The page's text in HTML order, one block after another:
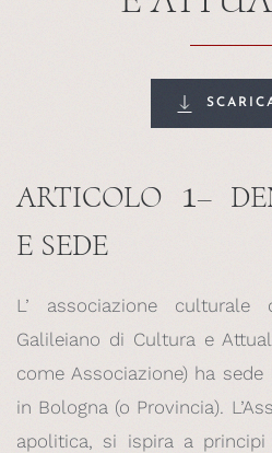
ARTICOLO 1–
E SEDE
L’ associazione culturale
Galileiano di Cultura e
come Associazione) ha
in Bologna (o Provincia).
apolitica, si ispira a